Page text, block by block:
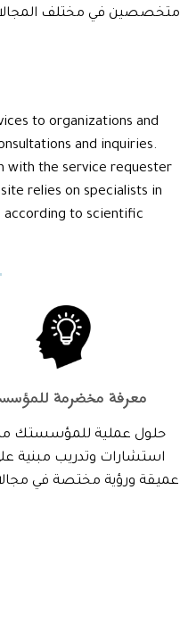
متخصصين في مختلف المجالات
to organizations and
and inquiries.
with the service requester
relies on specialists in
according to scientific
معرفة مخضرمة
حلول عملية للمؤسستك
استشارات وتدريب مبنية
عميقة ورؤية مختصة في